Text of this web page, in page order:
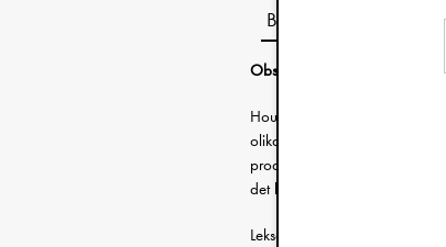
Beskrivning
Observera att den här
House of Elodie är den
olika praktiska funktioner:
produkt är perfekt för dig som
det behöver.
Leksakshuset är en plats för